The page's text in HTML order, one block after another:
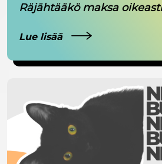
Räjähtääkö maksa
Lue lisää